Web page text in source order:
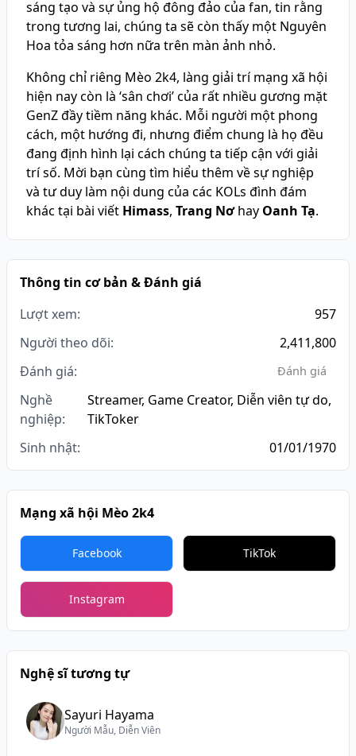
sáng tạo và sự ủng hộ đông đảo của fan, tin rằng
trong tương lai, chúng ta sẽ còn thấy một Nguyên
Hoa tỏa sáng hơn nữa trên màn ảnh nhỏ.
Không chỉ riêng Mèo 2k4, làng giải trí mạng xã hội
hiện nay còn là ‘sân chơi’ của rất nhiều gương mặt
GenZ đầy tiềm năng khác. Mỗi người một phong
cách, một hướng đi, nhưng điểm chung là họ đều
đang định hình lại cách chúng ta tiếp cận với giải
trí số. Mời bạn cùng tìm hiểu thêm về sự nghiệp
và tư duy làm nội dung của các KOLs đình đám
khác tại bài viết Himass, Trang Nơ hay Oanh Tạ.
Thông tin cơ bản & Đánh giá
Lượt xem:
957
Người theo dõi:
2,411,800
Đánh giá:
Đánh giá
Nghề
nghiệp:
Streamer, Game Creator, Diễn viên tự do,
TikToker
Sinh nhật:
01/01/1970
Mạng xã hội Mèo 2k4
Facebook TikTok
Instagram
Nghệ sĩ tương tự
Sayuri Hayama
Người Mẫu, Diễn Viên